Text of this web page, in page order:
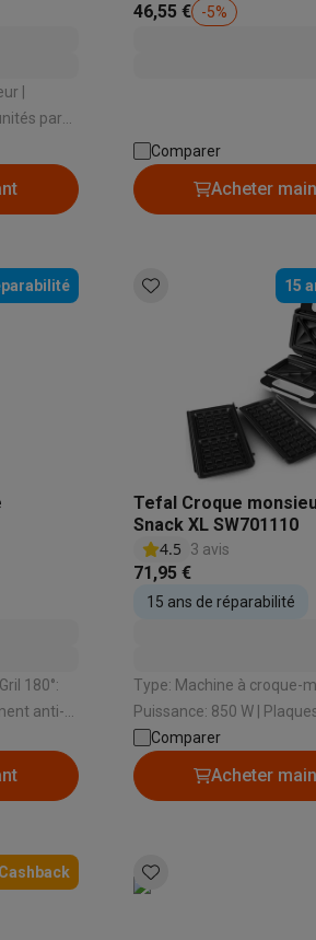
Coques Galaxy Flip8 & Fold8 (Ultra)
de bureau
Switch
de fumée
AirTags & traceurs GPS
connectés
|
par
46,55 €
-5%
Comparer
Acheter
anti-
15
Tefal Croque
Snack XL SW701110
4.5
3 avis
71,95 €
15 ans de réparabilité
Type: Machine à croque-
Puissance: 850 W |
Plaques croque , Plaques
Comparer
Acheter
Cashback